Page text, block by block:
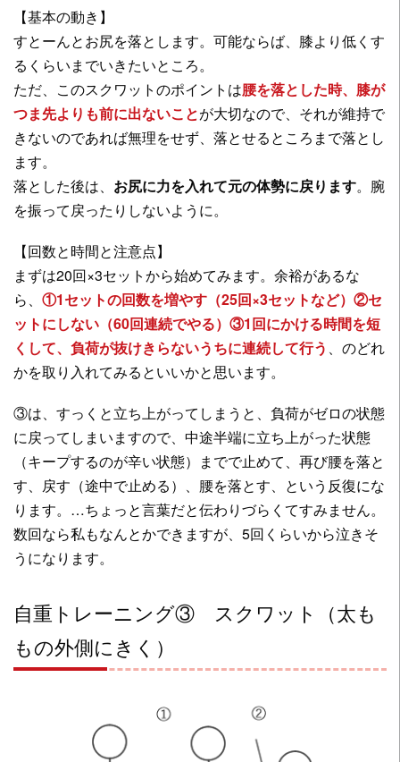
【基本の動き】
すとーんとお尻を落とします。可能ならば、膝より低くす
るくらいまでいきたいところ。
ただ、このスクワットのポイントは腰を落とした時、膝が
つま先よりも前に出ないことが大切なので、それが維持で
きないのであれば無理をせず、落とせるところまで落とし
ます。
落とした後は、 お尻に力を入れて元の体勢に戻ります。腕
を振って戻ったりしないように。
【回数と時間と注意点】
まずは20回×3セットから始めてみます。余裕があるな
ら、 ①1セットの回数を増やす（25回×3セットなど）②セ
ットにしない（60回連続でやる）③1回にかける時間を短
くして、負荷が抜けきらないうちに連続して行う 、のどれ
かを取り入れてみるといいかと思います。
③は、すっくと立ち上がってしまうと、負荷がゼロの状態
に戻ってしまいますので、中途半端に立ち上がった状態
（キープするのが辛い状態）までで止めて、再び腰を落と
す、戻す（途中で止める）、腰を落とす、という反復にな
ります。…ちょっと言葉だと伝わりづらくてすみません。
数回なら私もなんとかできますが、5回くらいから泣きそ
うになります。
自重トレーニング③ スクワット（太も
もの外側にきく）